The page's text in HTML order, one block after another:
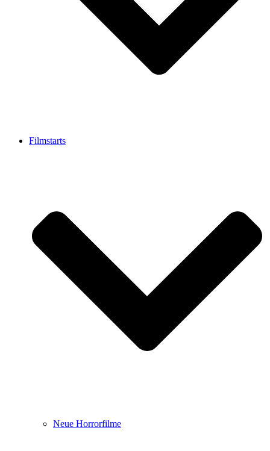
Filmstarts
Neue Horrorfilme